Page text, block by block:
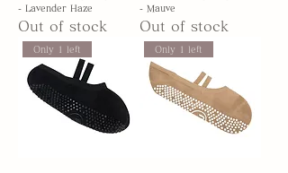
- Lavender Haze
Out of stock
- Mauve
Out of stock
Only 1 left Only 1 left